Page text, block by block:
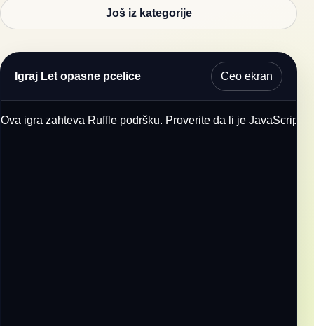
Još iz kategorije
Igraj Let opasne pcelice Ceo ekran
Ova igra zahteva Ruffle podršku. Proverite da li je JavaScript